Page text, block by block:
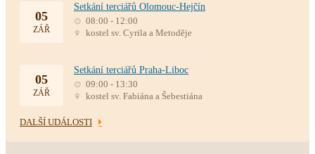
05
ZÁŘ
Setkání terciářů Olomouc-Hejčín
08:00 - 12:00
kostel sv. Cyrila a Metoděje
05
ZÁŘ
Setkání terciářů Praha-Liboc
09:00 - 13:30
kostel sv. Fabiána a Šebestiána
DALŠÍ UDÁLOSTI